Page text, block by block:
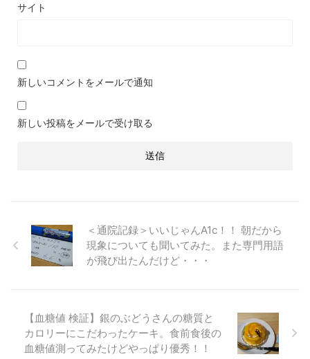
サイト
新しいコメントをメールで通知
新しい投稿をメールで受け取る
＜通院記録＞いいじゃんA1c！！ 朝だから
現象についても聞いてみた。また専門用語
が飛び出たんだけど・・・
【血糖値 検証】銀のぶどうさんの糖質と
カロリーにこだわったケーキ。食前食後の
血糖値測ってみたけどやっぱり優秀！！